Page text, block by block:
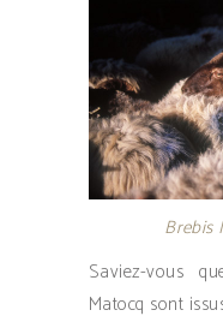
Brebis
Saviez-vous
Matocq sont